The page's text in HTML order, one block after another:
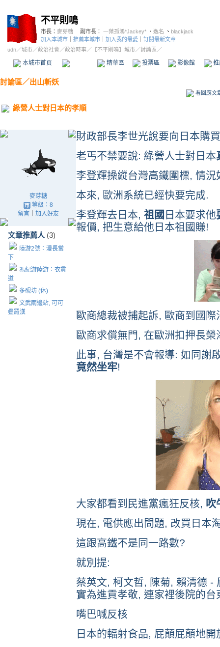
不平則鳴
市長： 麥芽糖 副市長： 一葉孤鴻*Jackey* 、 逸名 、 blackjack
加入本城市
推薦本城市 加入我的最愛
訂閱最新文章
udn／城市／政治社會 ／政治時事／ 【不平則鳴】城市／討論區／
本城市首頁 精華區 投票區 影像館
討論區／出山斬妖
看回應文
綠營人士對日本的孝順
麥芽糖
等級：8
留言｜ 加入好友
文章推薦人 (3)
陸游2號：漫長當
下
馮紀游陸游：衣貫
道
多硯坊 (休)
文武兩邊站, 可可
疊羅漢
財政部長李世光說要向日本購
老丐不禁要說: 綠營人士對日本
李登輝操縱台灣高鐵圍標, 情況
本來, 歐洲系統已經快要完成.
李登輝去日本, 祖國 日本要求他
報價, 把生意給他日本祖國賺!
歐商總裁被捕起訴, 歐商到國
歐商求償無門, 在歐洲扣押長
此事, 台灣是不會報導: 如同謝
竟然坐牢!
大家都看到民進黨瘋狂反核, 吹
現在, 電供應出問題, 改買日本
這跟高鐵不是同一路數?
就別提:
蔡英文, 柯文哲, 陳菊, 賴清德 -
實為進貢孝敬, 連家裡後院的台
嘴巴喊反核
日本的輻射食品, 屁顛屁顛地開